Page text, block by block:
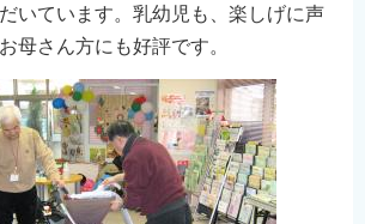
いています。乳幼児も、楽しげに声
母さん方にも好評です。